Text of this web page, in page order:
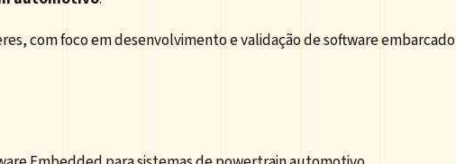
com foco em desenvolvimento e validação de software embarcado